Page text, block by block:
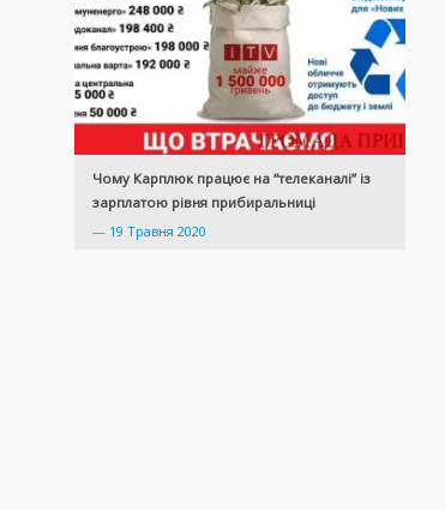
Чому Карплюк працює на “телеканалі” із
зарплатою рівня прибиральниці
— 19 Травня 2020